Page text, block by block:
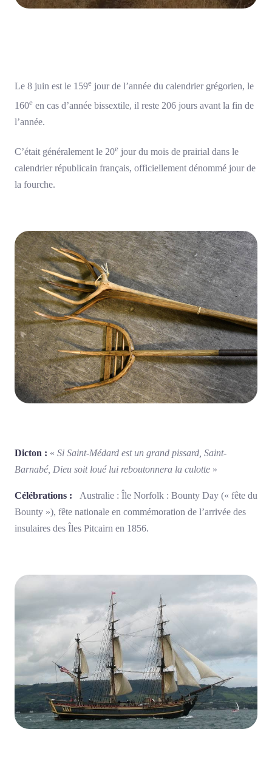
Le 8 juin est le 159e jour de l’année du calendrier grégorien, le
160e en cas d’année bissextile, il reste 206 jours avant la fin de
l’année.
C’était généralement le 20e jour du mois de prairial dans le
calendrier républicain français, officiellement dénommé jour de
la fourche.
Dicton : « Si Saint-Médard est un grand pissard, Saint-
Barnabé, Dieu soit loué lui reboutonnera la culotte »
Célébrations : Australie : Île Norfolk : Bounty Day (« fête du
Bounty »), fête nationale en commémoration de l’arrivée des
insulaires des Îles Pitcairn en 1856.